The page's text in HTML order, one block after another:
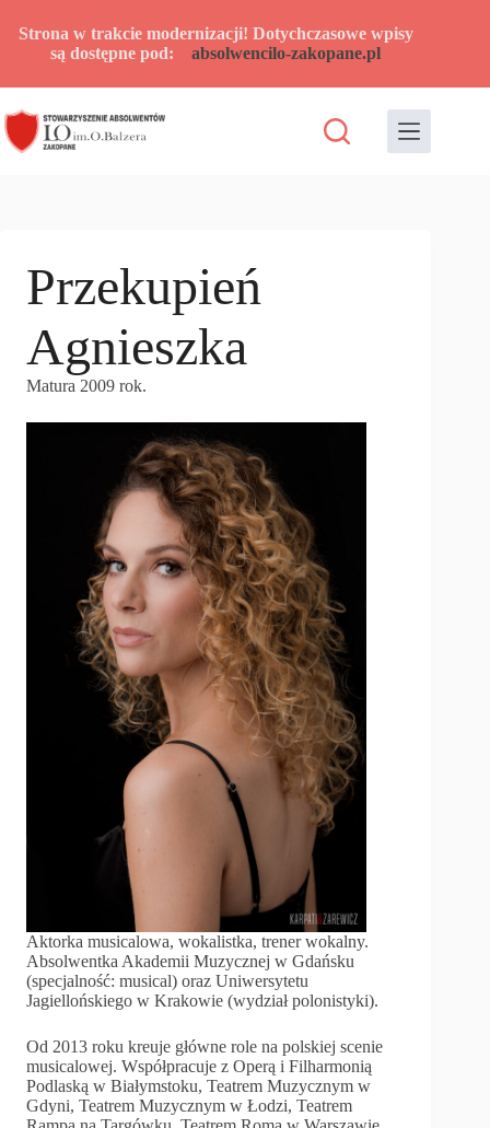
Strona w trakcie modernizacji! Dotychczasowe wpisy
są dostępne pod:absolwencilo-zakopane.pl
Przekupień
Agnieszka
Matura 2009 rok.
Aktorka musicalowa, wokalistka, trener wokalny.
Absolwentka Akademii Muzycznej w Gdańsku
(specjalność: musical) oraz Uniwersytetu
Jagiellońskiego w Krakowie (wydział polonistyki).
Od 2013 roku kreuje główne role na polskiej scenie
musicalowej. Współpracuje z Operą i Filharmonią
Podlaską w Białymstoku, Teatrem Muzycznym w
Gdyni, Teatrem Muzycznym w Łodzi, Teatrem